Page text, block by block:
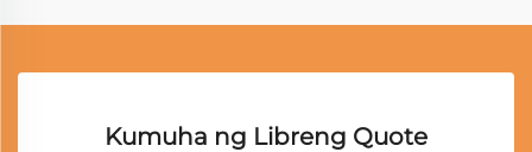
Kumuha ng Libreng Quote